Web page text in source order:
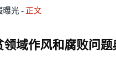
曝光 正文
域作风和腐败问题